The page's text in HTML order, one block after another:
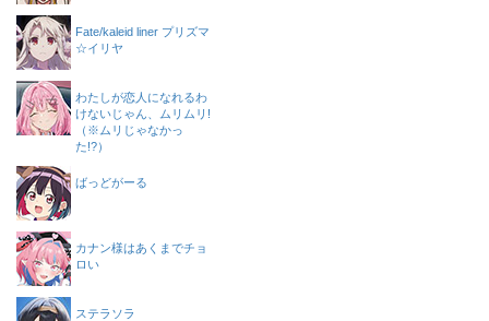
Fate/kaleid liner プリズマ
☆イリヤ
わたしが恋人になれるわ
けないじゃん、ムリムリ!
（※ムリじゃなかっ
た!?）
ばっどがーる
カナン様はあくまでチョ
ロい
ステラソラ